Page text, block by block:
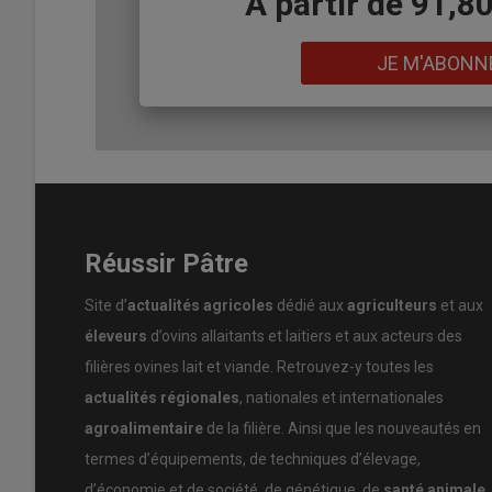
Jusqu’en 2018, l’éleveur disposait des
récupérer les bâtiments pour recréer les jardins du
système.
Il décide alors de vendre son troupeau de suffolks
«Ce fut l’occasion pour nous de revoir notre système en
emprunter la voie du faible coût et élever les moutons
davantage parti de l’herbe ».
JE
Réussir Pâtre
Site d’actualités agricoles dédié aux agriculteurs et aux
éleveurs d’ovins allaitants et laitiers et aux acteurs des
filières ovines lait et viande. Retrouvez-y toutes les
actualités régionales, nationales et internationales
agroalimentaire de la filière. Ainsi que les nouveautés en
termes d’équipements, de techniques d’élevage,